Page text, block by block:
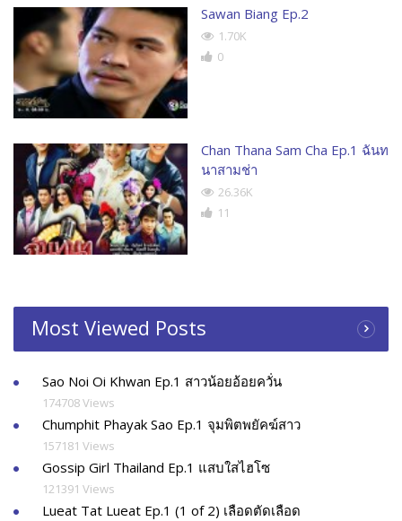
Sawan Biang Ep.2
1.70K
0
Chan Thana Sam Cha Ep.1 ฉันท
นาสามช่า
26.36K
11
Most Viewed Posts
Sao Noi Oi Khwan Ep.1 สาวน้อยอ้อยควั่น
174708 Views
Chumphit Phayak Sao Ep.1 จุมพิตพยัคฆ์สาว
157181 Views
Gossip Girl Thailand Ep.1 แสบใสไฮโซ
121391 Views
Lueat Tat Lueat Ep.1 (1 of 2) เลือดตัดเลือด